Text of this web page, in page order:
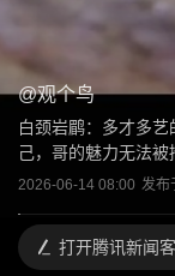
@观个鸟
白颈岩鹛：多才多
己，哥的魅力无法被
2026-06-14 08:00 发布
打开腾讯新闻